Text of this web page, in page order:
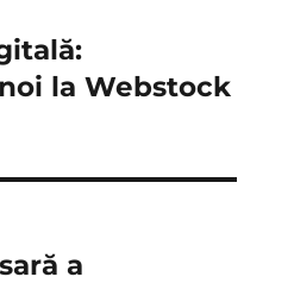
la Webstock
a